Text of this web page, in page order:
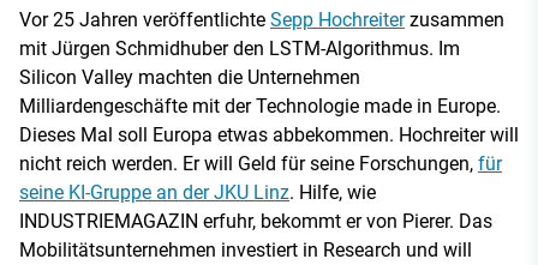
Vor 25 Jahren veröffentlichte Sepp Hochreiterzusammen
mit Jürgen Schmidhuber den LSTM-Algorithmus. Im
Silicon Valley machten die Unternehmen
Milliardengeschäfte mit der Technologie made in Europe.
Dieses Mal soll Europa etwas abbekommen. Hochreiter will
nicht reich werden. Er will Geld für seine Forschungen, für
seine KI-Gruppe an der JKU Linz. Hilfe, wie
INDUSTRIEMAGAZIN erfuhr, bekommt er von Pierer. Das
Mobilitätsunternehmen investiert in Research und will